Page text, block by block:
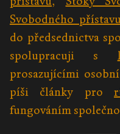
Svobodného přístavu
do předsednictva
spolupracuji s
prosazujícími
píši články pro
fungováním